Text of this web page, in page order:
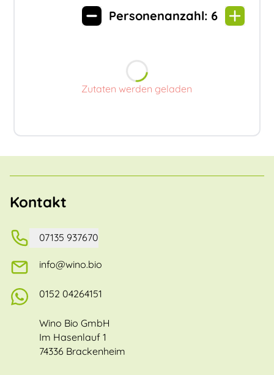
Personenanzahl: 6
Zutaten werden geladen
Kontakt
07135 937670
info@wino.bio
0152 04264151
Wino Bio GmbH
Im Hasenlauf 1
74336 Brackenheim